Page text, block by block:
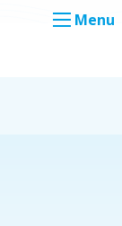
Menu